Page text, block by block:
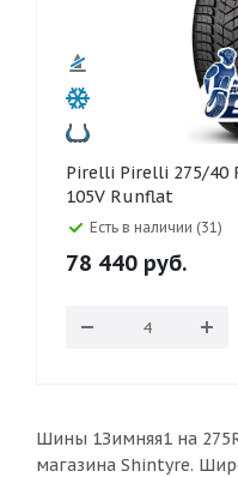
Pirelli Pirelli 275/40 R19 Winter Sottozero III
105V Runflat
Есть в наличии (31)
78 440 руб.
Шины 1Зимняя1 на
магазина Shintyre.